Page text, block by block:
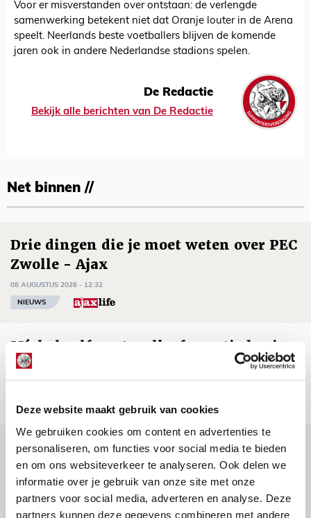
Deze website maakt gebruik van cookies
We gebruiken cookies om content en advertenties te
personaliseren, om functies voor social media te bieden
en om ons websiteverkeer te analyseren. Ook delen we
informatie over je gebruik van onze site met onze
partners voor social media, adverteren en analyse. Deze
partners kunnen deze gegevens combineren met andere
Voor er misverstanden over ontstaan: de verlengde
samenwerking betekent niet dat Oranje louter in de Arena
speelt. Neerlands beste voetballers blijven de komende
jaren ook in andere Nederlandse stadions spelen.
De Redactie
Bekijk alle berichten van De Redactie
Net binnen //
Drie dingen die je moet weten over PEC
Zwolle - Ajax
08 AUGUSTUS 2026 - 12:32
NIEUWS
Míchels elf: met welke formatie begin
jij aan nieuw eredivisieseizoen?
Spelen bij Jong Ajax of Ajax 1? Dat
maakt Abdalla ‘geen reet’ uit
08 AUGUSTUS 2026 - 10:04
NIEUWS